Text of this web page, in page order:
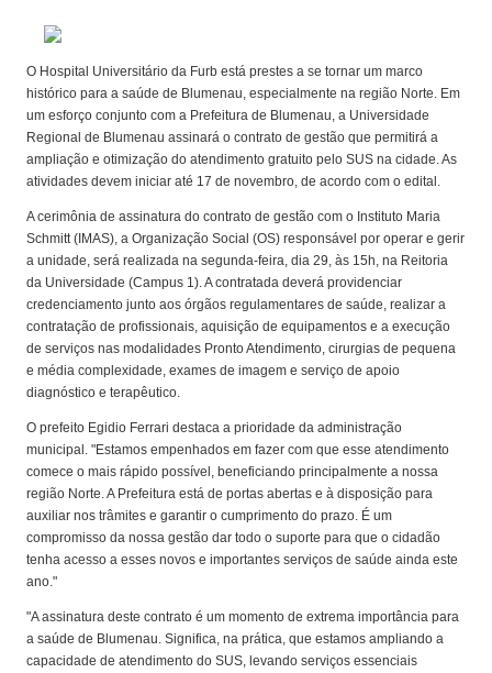
O Hospital Universitário da Furb está prestes a se tornar um marco
histórico para a saúde de Blumenau, especialmente na região Norte. Em
um esforço conjunto com a Prefeitura de Blumenau, a Universidade
Regional de Blumenau assinará o contrato de gestão que permitirá a
ampliação e otimização do atendimento gratuito pelo SUS na cidade. As
atividades devem iniciar até 17 de novembro, de acordo com o edital.
A cerimônia de assinatura do contrato de gestão com o Instituto Maria
Schmitt (IMAS), a Organização Social (OS) responsável por operar e gerir
a unidade, será realizada na segunda-feira, dia 29, às 15h, na Reitoria
da Universidade (Campus 1). A contratada deverá providenciar
credenciamento junto aos órgãos regulamentares de saúde, realizar a
contratação de profissionais, aquisição de equipamentos e a execução
de serviços nas modalidades Pronto Atendimento, cirurgias de pequena
e média complexidade, exames de imagem e serviço de apoio
diagnóstico e terapêutico.
O prefeito Egidio Ferrari destaca a prioridade da administração
municipal. "Estamos empenhados em fazer com que esse atendimento
comece o mais rápido possível, beneficiando principalmente a nossa
região Norte. A Prefeitura está de portas abertas e à disposição para
auxiliar nos trâmites e garantir o cumprimento do prazo. É um
compromisso da nossa gestão dar todo o suporte para que o cidadão
tenha acesso a esses novos e importantes serviços de saúde ainda este
ano."
"A assinatura deste contrato é um momento de extrema importância para
a saúde de Blumenau. Significa, na prática, que estamos ampliando a
capacidade de atendimento do SUS, levando serviços essenciais